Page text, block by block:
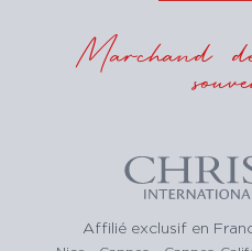
Marchand
Affilié exclusif en